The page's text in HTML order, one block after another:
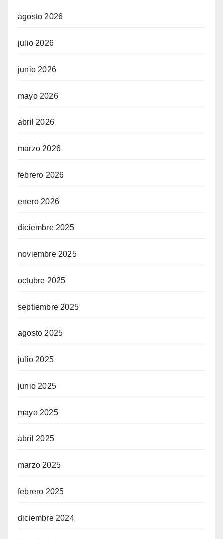
agosto 2026
julio 2026
junio 2026
mayo 2026
abril 2026
marzo 2026
febrero 2026
enero 2026
diciembre 2025
noviembre 2025
octubre 2025
septiembre 2025
agosto 2025
julio 2025
junio 2025
mayo 2025
abril 2025
marzo 2025
febrero 2025
diciembre 2024